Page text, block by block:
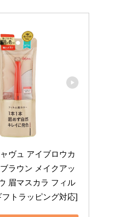
ヴュ アイブロウカ
ラウン メイクアッ
眉マスカラ フィル
フトラッピング対応]